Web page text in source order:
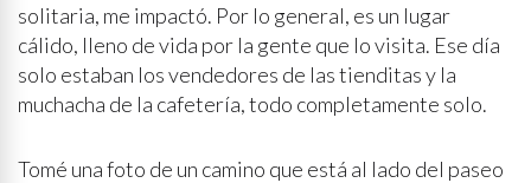
solitaria, me impactó. Por lo general, es un lugar
cálido, lleno de vida por la gente que lo visita. Ese día
solo estaban los vendedores de las tienditas y la
muchacha de la cafetería, todo completamente solo.
Tomé una foto de un camino que está al lado del paseo